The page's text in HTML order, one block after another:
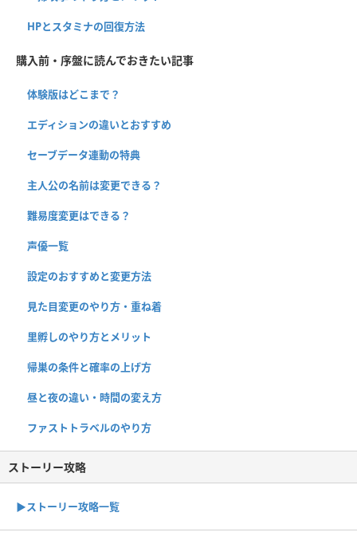
HPとスタミナの回復方法
購入前・序盤に読んでおきたい記事
体験版はどこまで？
エディションの違いとおすすめ
セーブデータ連動の特典
主人公の名前は変更できる？
難易度変更はできる？
声優一覧
設定のおすすめと変更方法
見た目変更のやり方・重ね着
里孵しのやり方とメリット
帰巣の条件と確率の上げ方
昼と夜の違い・時間の変え方
ファストトラベルのやり方
ストーリー攻略
▶︎ストーリー攻略一覧